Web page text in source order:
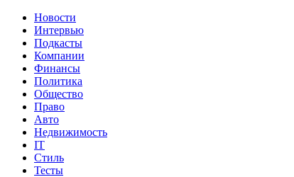
Новости
Интервью
Подкасты
Компании
Финансы
Политика
Общество
Право
Авто
Недвижимость
IT
Стиль
Тесты